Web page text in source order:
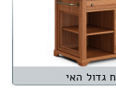
גדול האי